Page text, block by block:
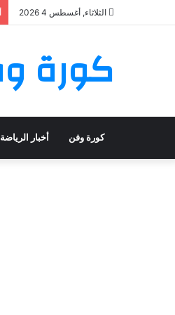
الثلاثاء, أغسطس 4 2026
كورة
كورة وفن أخبار الرياضة